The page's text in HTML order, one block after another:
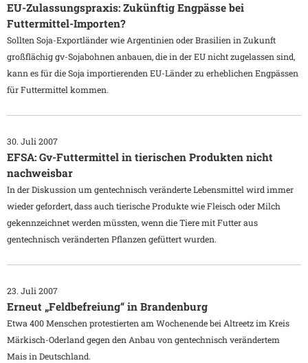
EU-Zulassungspraxis: Zukünftig Engpässe bei
Futtermittel-Importen?
Sollten Soja-Exportländer wie Argentinien oder Brasilien in Zukunft
großflächig gv-Sojabohnen anbauen, die in der EU nicht zugelassen sind,
kann es für die Soja importierenden EU-Länder zu erheblichen Engpässen
für Futtermittel kommen.
30. Juli 2007
EFSA: Gv-Futtermittel in tierischen Produkten nicht
nachweisbar
In der Diskussion um gentechnisch veränderte Lebensmittel wird immer
wieder gefordert, dass auch tierische Produkte wie Fleisch oder Milch
gekennzeichnet werden müssten, wenn die Tiere mit Futter aus
gentechnisch veränderten Pflanzen gefüttert wurden.
23. Juli 2007
Erneut „Feldbefreiung“ in Brandenburg
Etwa 400 Menschen protestierten am Wochenende bei Altreetz im Kreis
Märkisch-Oderland gegen den Anbau von gentechnisch verändertem
Mais in Deutschland.